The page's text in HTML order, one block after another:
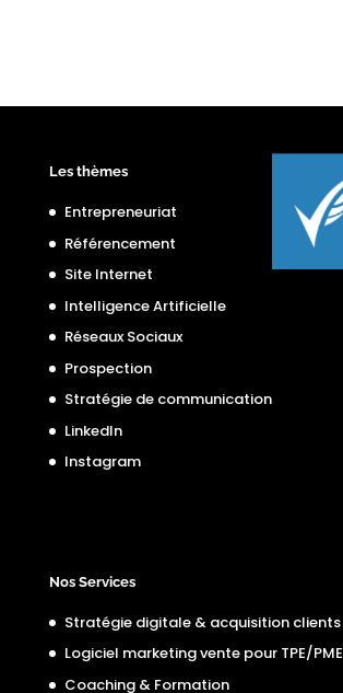
Les thèmes
Entrepreneuriat
Référencement
Site Internet
Intelligence Artificielle
Réseaux Sociaux
Prospection
Stratégie de communication
LinkedIn
Instagram
Nos Services
Stratégie digitale & acquisition clients
Logiciel marketing vente pour TPE/PME
Coaching & Formation